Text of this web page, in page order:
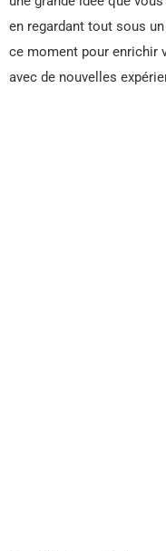
en regardant tout sous
ce moment pour enrichir
avec de nouvelles